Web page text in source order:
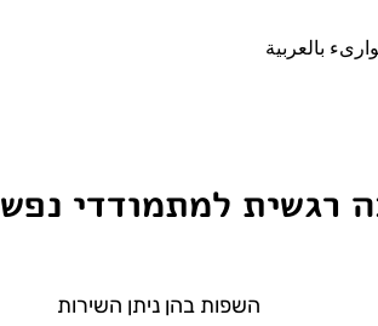
بالعربية
רגשית למתמודדי נפש
השפות בהן ניתן השירות